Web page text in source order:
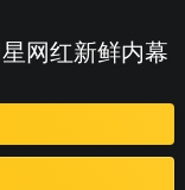
网红新鲜内幕